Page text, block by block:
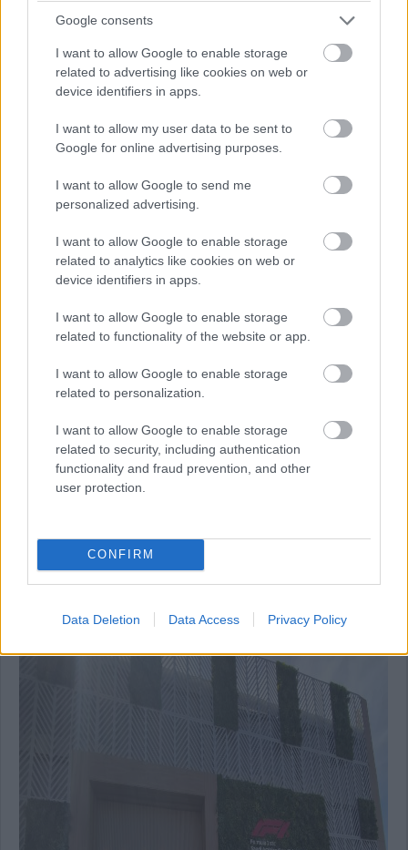
Google consents
I want to allow Google to enable storage
related to advertising like cookies on web or
device identifiers in apps.
I want to allow my user data to be sent to
Google for online advertising purposes.
I want to allow Google to send me
personalized advertising.
I want to allow Google to enable storage
related to analytics like cookies on web or
device identifiers in apps.
I want to allow Google to enable storage
related to functionality of the website or app.
I want to allow Google to enable storage
related to personalization.
I want to allow Google to enable storage
related to security, including authentication
functionality and fraud prevention, and other
user protection.
CONFIRM
Data Deletion Data Access Privacy Policy
Max Verstappen RB19-esében vasárnap, a nagydíjat
megelőzően újra sebességváltót cserélt a Red Bull csapata –
ezzel reagálva az időmérő Q2-es szakaszában történt
féltengelytörésre. Második alkalommal szereltek váltót az 1-es
autóba a versenyhétvége során: szombat reggel került sor az
első váltócserére, miután a pénteki szabadedzéseken
autójában szintén cserélték az alkatrészt.) Verstappen Red
Bulljába a Bahreini Nagydíjon és pénteken használt
viszont érdemes emlékezni rá, ez a komponens volt bent az
első két edzésen, akkor, mikor a holland a visszaváltásokra
A Red Bull egyúttal a jobb és bal hátsó felfüggesztést is
kicserélte Verstappen autóján, beleértve a féltengelyeket. A
parc fermére vonatkozó szabályok ezt lehetővé teszik, így
További fotók a dúsgazdagok vendéglátóegységéről: